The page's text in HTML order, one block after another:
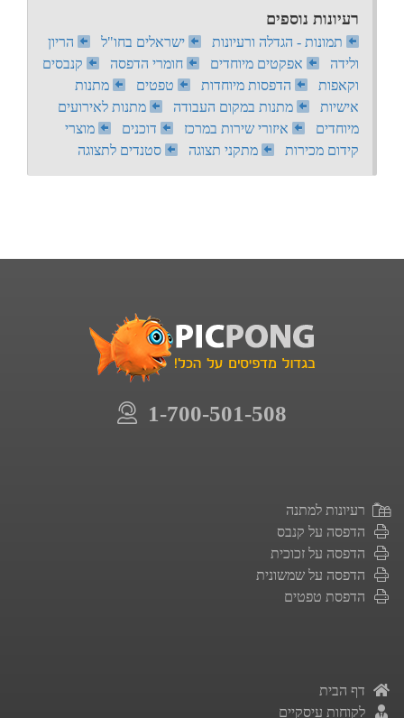
רעיונות נוספים
תמונות - הגדלה ורעיונות ישראלים בחו"ל
הריון
ולידה
אפקטים מיוחדים חומרי הדפסה
קנבסים
וקאפות
הדפסות מיוחדות טפטים
מתנות
אישיות
מתנות במקום העבודה
מתנות לאירועים
מיוחדים
איזורי שירות במרכז דוכנים
מוצרי
קידום מכירות
מתקני תצוגה סטנדים לתצוגה
1-700-501-508
רעיונות למתנה
הדפסה על קנבס
הדפסה על זכוכית
הדפסה על שמשונית
הדפסת טפטים
דף הבית
לקוחות עיסקיים